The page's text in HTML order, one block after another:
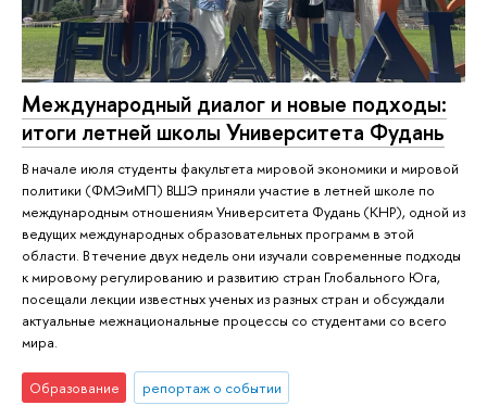
Международный диалог и новые подходы:
итоги летней школы Университета Фудань
В начале июля студенты факультета мировой экономики и мировой
политики (ФМЭиМП) ВШЭ приняли участие в летней школе по
международным отношениям Университета Фудань (КНР), одной из
ведущих международных образовательных программ в этой
области. В течение двух недель они изучали современные подходы
к мировому регулированию и развитию стран Глобального Юга,
посещали лекции известных ученых из разных стран и обсуждали
актуальные межнациональные процессы со студентами со всего
мира.
Образование репортаж о событии